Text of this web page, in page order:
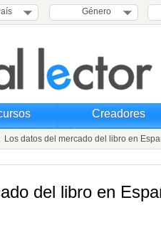
Género
Creadores
datos del mercado del libro en
del libro en